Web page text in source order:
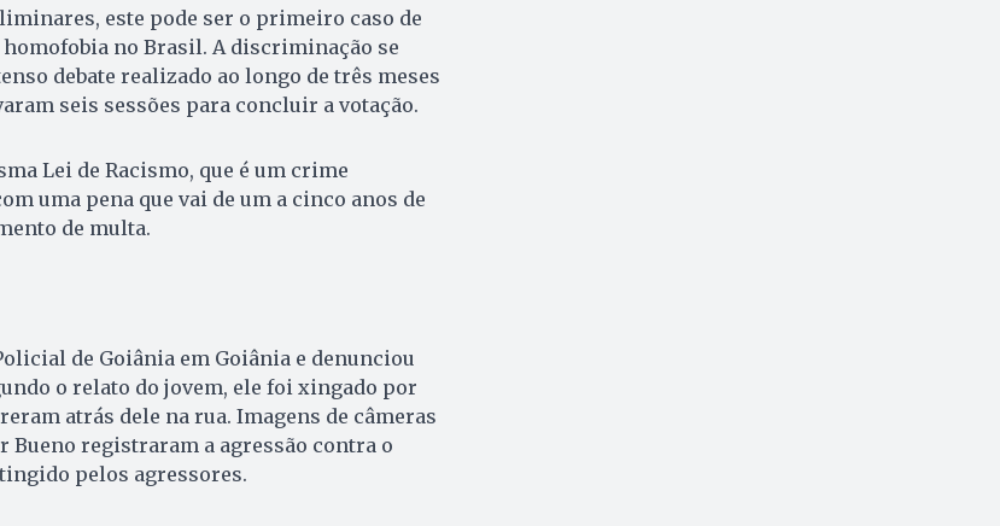
este pode ser o primeiro caso de
no Brasil. A discriminação se
debate realizado ao longo de três meses
seis sessões para concluir a votação.
Lei de Racismo, que é um crime
uma pena que vai de um a cinco anos de
de multa.
de Goiânia em Goiânia e denunciou
o relato do jovem, ele foi xingado por
atrás dele na rua. Imagens de câmeras
Bueno registraram a agressão contra o
pelos agressores.